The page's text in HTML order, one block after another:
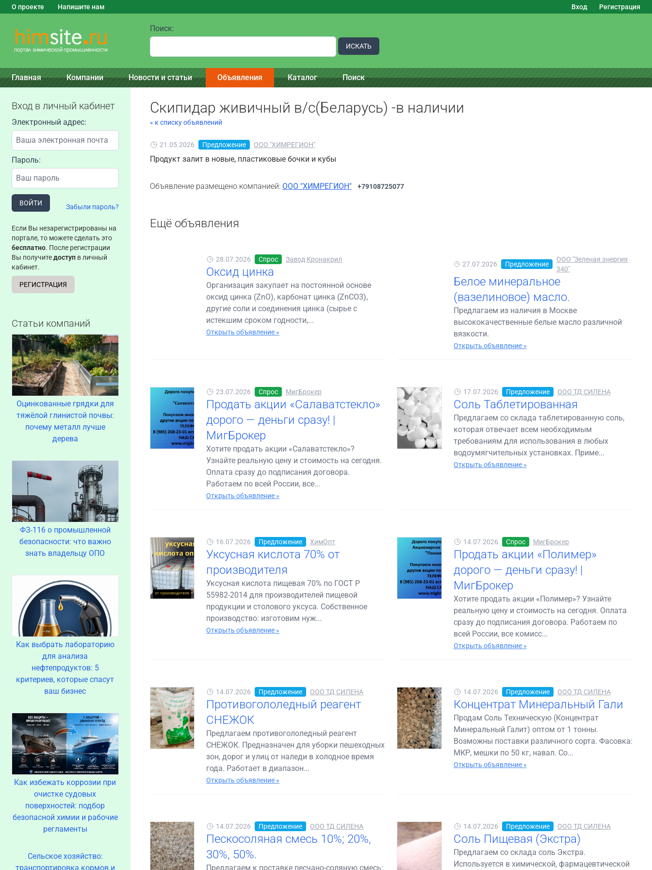
О проекте Напишите нам Вход Регистрация
Поиск:
ИСКАТЬ
Главная Компании Новости и статьи Объявления Каталог Поиск
Вход в личный кабинет
Электронный адрес:
Пароль:
ВОЙТИ Забыли пароль?
Если Вы незарегистрированы на
портале, то можете сделать это
бесплатно. После регистрации
Вы получитедоступ в личный
кабинет.
РЕГИСТРАЦИЯ
Статьи компаний
Оцинкованные грядки для
тяжёлой глинистой почвы:
почему металл лучше
дерева
ФЗ-116 о промышленной
безопасности: что важно
знать владельцу ОПО
Как выбрать лабораторию
для анализа
нефтепродуктов: 5
критериев, которые спасут
ваш бизнес
Как избежать коррозии при
очистке судовых
поверхностей: подбор
безопасной химии и рабочие
регламенты
Сельское хозяйство:
транспортировка кормов и
Скипидар живичный в/с(Беларусь) -в наличии
« к списку объявлений
21.05.2026 Предложение ООО "ХИМРЕГИОН"
Продукт залит в новые, пластиковые бочки и кубы
Объявление размещено компанией: ООО "ХИМРЕГИОН" +79108725077
Ещё объявления
28.07.2026 Спрос Завод Кронакрил
Оксид цинка
Организация закупает на постоянной основе
оксид цинка (ZnO), карбонат цинка (ZnCO3),
другие соли и соединения цинка (сырье с
истекшим сроком годности,...
Открыть объявление »
27.07.2026 Предложение
ООО "Зеленая энергия
340"
Белое минеральное
(вазелиновое) масло.
Предлагаем из наличия в Москве
высококачественные белые масло различной
вязкости.
Открыть объявление »
23.07.2026 Спрос МигБрокер
Продать акции «Салаватстекло»
дорого — деньги сразу! |
МигБрокер
Хотите продать акции «Салаватстекло»?
Узнайте реальную цену и стоимость на сегодня.
Оплата сразу до подписания договора.
Работаем по всей России, все...
Открыть объявление »
17.07.2026 Предложение ООО ТД СИЛЕНА
Соль Таблетированная
Предлагаем со склада таблетированную соль,
которая отвечает всем необходимым
требованиям для использования в любых
водоумягчительных установках. Приме...
Открыть объявление »
16.07.2026 Предложение ХимОпт
Уксусная кислота 70% от
производителя
Уксусная кислота пищевая 70% по ГОСТ Р
55982-2014 для производителей пищевой
продукции и столового уксуса. Собственное
производство: изготовим нуж...
Открыть объявление »
14.07.2026 Спрос МигБрокер
Продать акции «Полимер»
дорого — деньги сразу! |
МигБрокер
Хотите продать акции «Полимер»? Узнайте
реальную цену и стоимость на сегодня. Оплата
сразу до подписания договора. Работаем по
всей России, все комисс...
Открыть объявление »
14.07.2026 Предложение ООО ТД СИЛЕНА
Противогололедный реагент
СНЕЖОК
Предлагаем противогололедный реагент
СНЕЖОК. Предназначен для уборки пешеходных
зон, дорог и улиц от наледи в холодное время
года. Работает в диапазон...
Открыть объявление »
14.07.2026 Предложение ООО ТД СИЛЕНА
Концентрат Минеральный Гали
Продам Соль Техническую (Концентрат
Минеральный Галит) оптом от 1 тонны.
Возможны поставки различного сорта. Фасовка:
МКР, мешки по 50 кг, навал. Со...
Открыть объявление »
14.07.2026 Предложение ООО ТД СИЛЕНА
Пескосоляная смесь 10%; 20%,
30%, 50%.
Предлагаем к поставке песчано-соляную смесь:
14.07.2026 Предложение ООО ТД СИЛЕНА
Соль Пищевая (Экстра)
Предлагаем со склада соль Экстра.
Используется в химической, фармацевтической